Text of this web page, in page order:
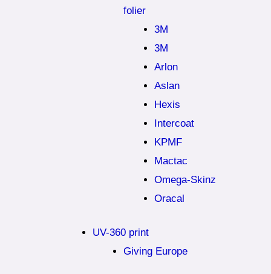
folier
3M
3M
Arlon
Aslan
Hexis
Intercoat
KPMF
Mactac
Omega-Skinz
Oracal
UV-360 print
Giving Europe